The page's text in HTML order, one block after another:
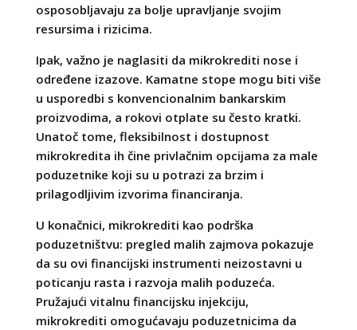
osposobljavaju za bolje upravljanje svojim
resursima i rizicima.
Ipak, važno je naglasiti da mikrokrediti nose i
određene izazove. Kamatne stope mogu biti više
u usporedbi s konvencionalnim bankarskim
proizvodima, a rokovi otplate su često kratki.
Unatoč tome, fleksibilnost i dostupnost
mikrokredita ih čine privlačnim opcijama za male
poduzetnike koji su u potrazi za brzim i
prilagodljivim izvorima financiranja.
U konačnici, mikrokrediti kao podrška
poduzetništvu: pregled malih zajmova pokazuje
da su ovi financijski instrumenti neizostavni u
poticanju rasta i razvoja malih poduzeća.
Pružajući vitalnu financijsku injekciju,
mikrokrediti omogućavaju poduzetnicima da